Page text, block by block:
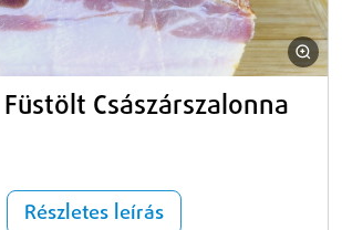
Császárszalonna
Részletes leírás